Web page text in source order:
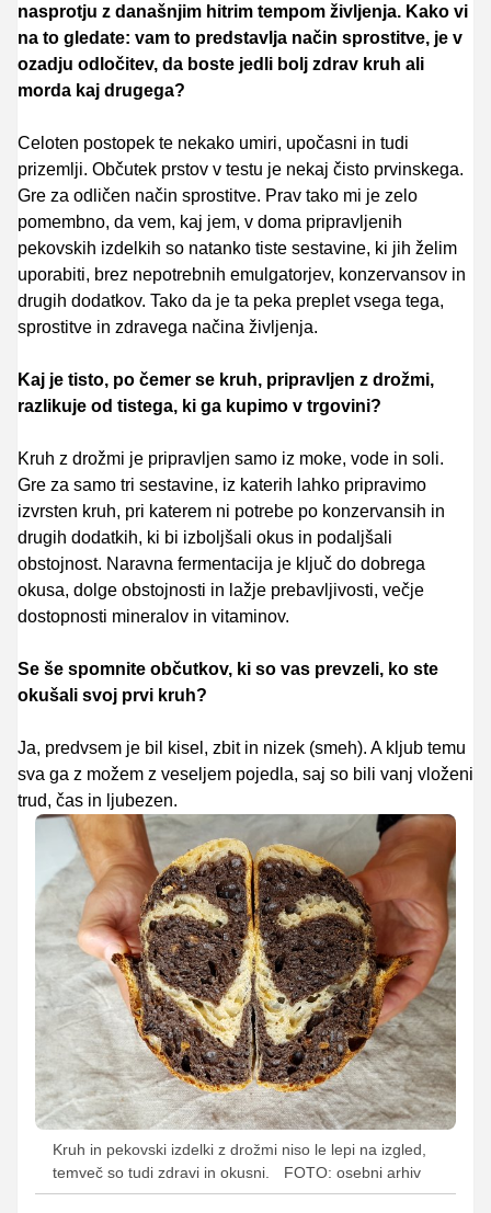
nasprotju z današnjim hitrim tempom življenja. Kako vi
na to gledate: vam to predstavlja način sprostitve, je v
ozadju odločitev, da boste jedli bolj zdrav kruh ali
morda kaj drugega?
Celoten postopek te nekako umiri, upočasni in tudi
prizemlji. Občutek prstov v testu je nekaj čisto prvinskega.
Gre za odličen način sprostitve. Prav tako mi je zelo
pomembno, da vem, kaj jem, v doma pripravljenih
pekovskih izdelkih so natanko tiste sestavine, ki jih želim
uporabiti, brez nepotrebnih emulgatorjev, konzervansov in
drugih dodatkov. Tako da je ta peka preplet vsega tega,
sprostitve in zdravega načina življenja.
Kaj je tisto, po čemer se kruh, pripravljen z drožmi,
razlikuje od tistega, ki ga kupimo v trgovini?
Kruh z drožmi je pripravljen samo iz moke, vode in soli.
Gre za samo tri sestavine, iz katerih lahko pripravimo
izvrsten kruh, pri katerem ni potrebe po konzervansih in
drugih dodatkih, ki bi izboljšali okus in podaljšali
obstojnost. Naravna fermentacija je ključ do dobrega
okusa, dolge obstojnosti in lažje prebavljivosti, večje
dostopnosti mineralov in vitaminov.
Se še spomnite občutkov, ki so vas prevzeli, ko ste
okušali svoj prvi kruh?
Ja, predvsem je bil kisel, zbit in nizek (smeh). A kljub temu
sva ga z možem z veseljem pojedla, saj so bili vanj vloženi
trud, čas in ljubezen.
Kruh in pekovski izdelki z drožmi niso le lepi na izgled,
temveč so tudi zdravi in okusni.
FOTO: osebni arhiv